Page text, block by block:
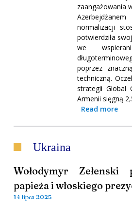
zaangażowania
normalizacji
potwierdziła
we
poprzez
techniczną.
strategii Global
Armenii sięgną
Read more
Ukraina
Wołodymyr Zełenski
papieża i włoskiego
14 lipca 2025